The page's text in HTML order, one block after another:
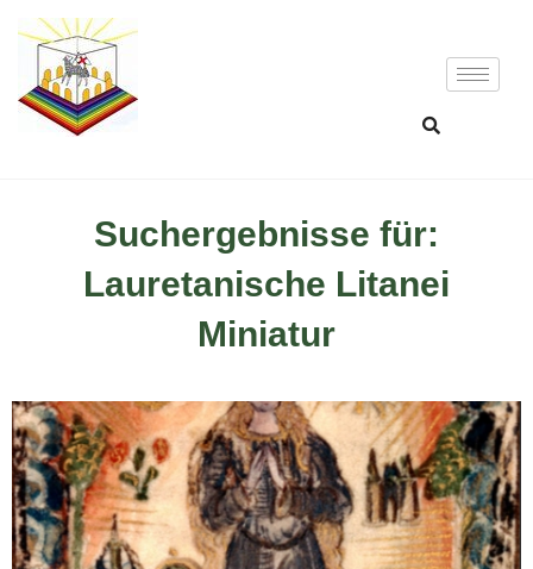
Suchergebnisse für:
Lauretanische Litanei
Miniatur